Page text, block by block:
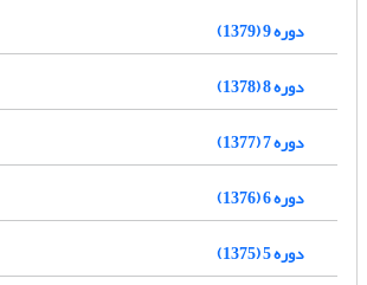
دوره 9 (1379)
دوره 8 (1378)
دوره 7 (1377)
دوره 6 (1376)
دوره 5 (1375)